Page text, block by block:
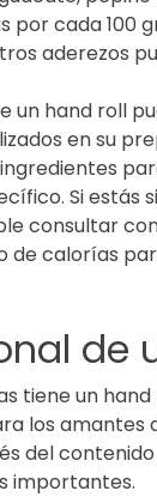
cada 100
aderezos
un hand roll
en su
Si estás
consultar
de calorías
de
tiene un
los amantes
del
importantes.